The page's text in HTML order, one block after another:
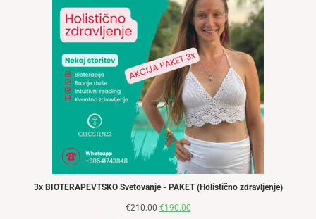
3x BIOTERAPEVTSKO Svetovanje - PAKET (Holistično zdravljenje)
€210.00 Izvirna
€190.00Trenutna